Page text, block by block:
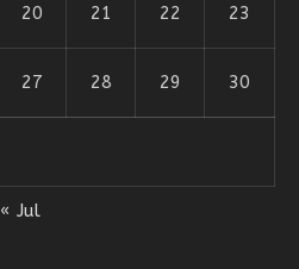
20 21 22 23
27 28 29 30
« Jul